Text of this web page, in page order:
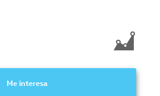
Me interesa